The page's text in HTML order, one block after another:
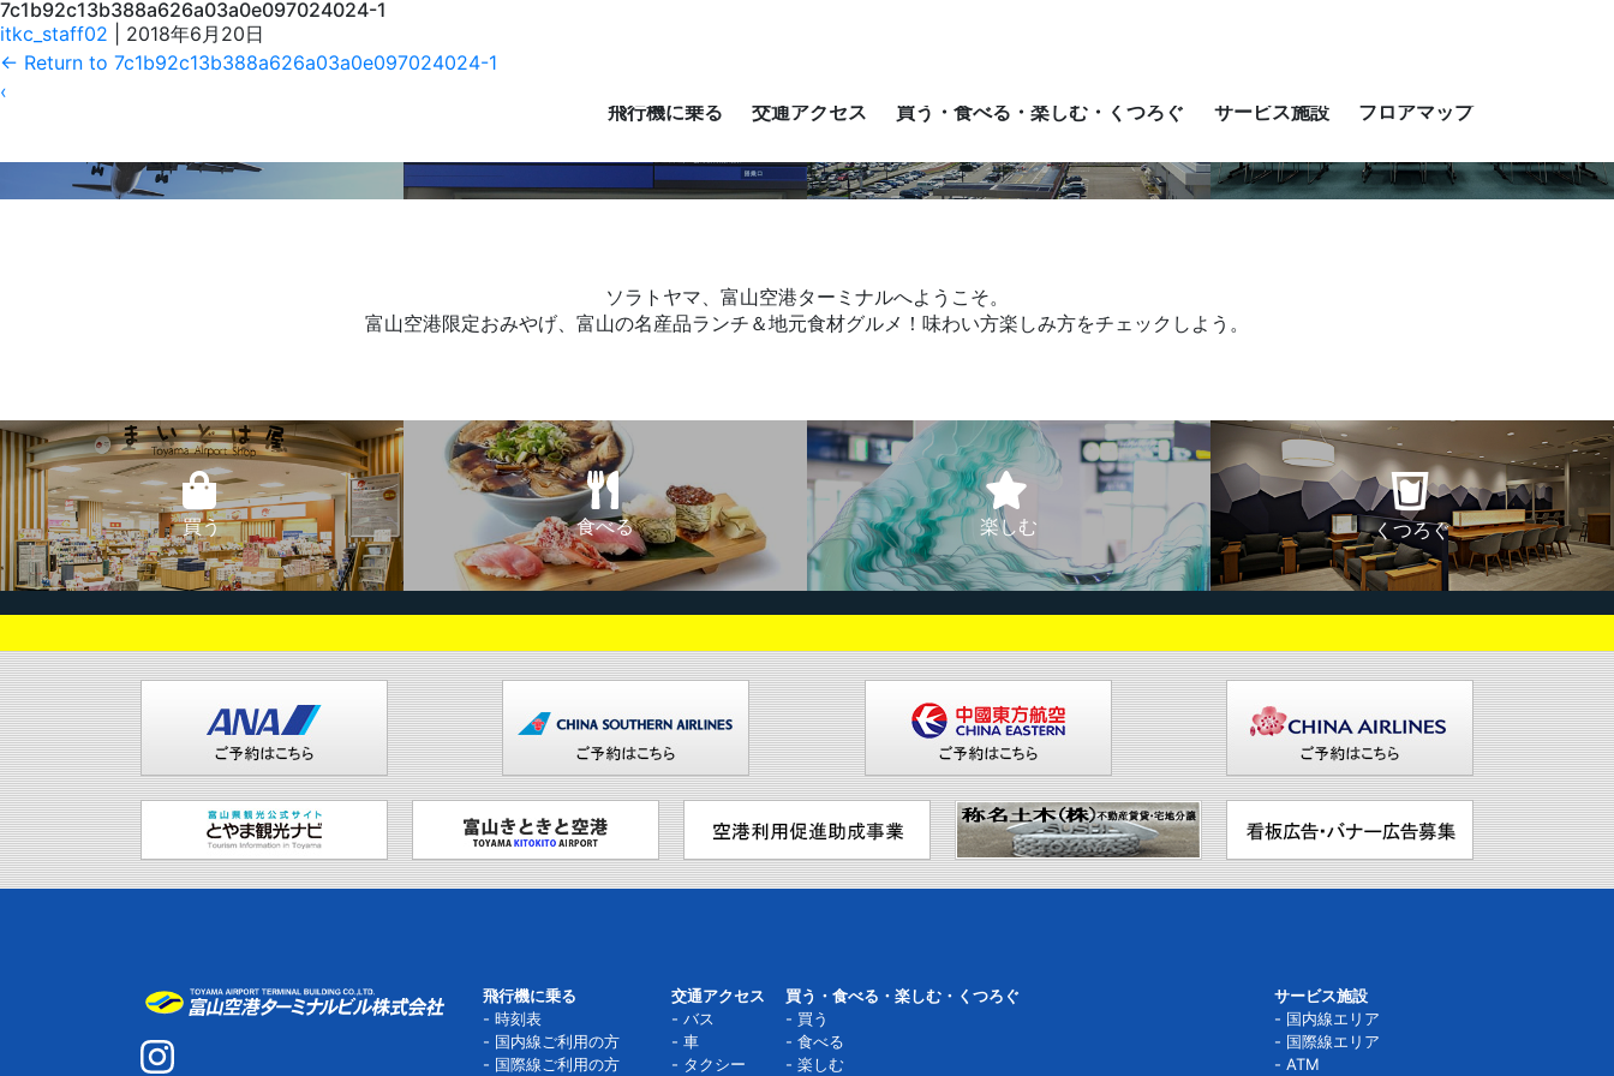
飛行機に乗る 交通アクセス 買う・食べる・楽しむ・くつろぐ サービス施設 フロアマップ
7c1b92c13b388a626a03a0e097024024-1
itkc_staff02
2018年6月20日
← Return to 7c1b92c13b388a626a03a0e097024024-1
‹
7c1b92c13b388a626a03a0e097024024-1.pdf
ソラトヤマ、富山空港ターミナルへようこそ。
富山空港限定おみやげ、富山の名産品ランチ＆地元食材グルメ！味わい方楽しみ方をチェックしよう。
買う 食べる 楽しむ くつろぐ
飛行機に乗る
時刻表
国内線ご利用の方
国際線ご利用の方
交通アクセス
バス
車
タクシー
買う・食べる・楽しむ・くつろぐ
買う
食べる
楽しむ
サービス施設
国内線エリア
国際線エリア
ATM